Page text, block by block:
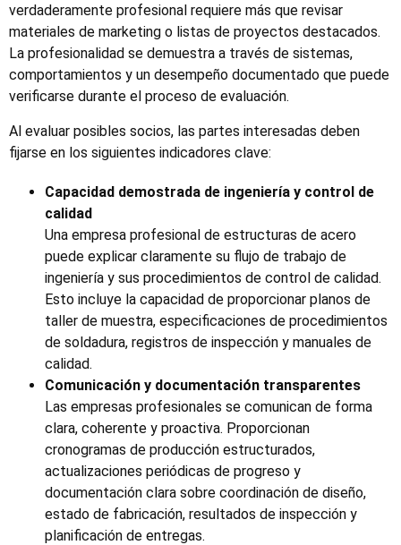
verdaderamente profesional requiere más que revisar
materiales de marketing o listas de proyectos destacados.
La profesionalidad se demuestra a través de sistemas,
comportamientos y un desempeño documentado que puede
verificarse durante el proceso de evaluación.
Al evaluar posibles socios, las partes interesadas deben
fijarse en los siguientes indicadores clave:
Capacidad demostrada de ingeniería y control de
calidad
Una empresa profesional de estructuras de acero
puede explicar claramente su flujo de trabajo de
ingeniería y sus procedimientos de control de calidad.
Esto incluye la capacidad de proporcionar planos de
taller de muestra, especificaciones de procedimientos
de soldadura, registros de inspección y manuales de
calidad.
Comunicación y documentación transparentes
Las empresas profesionales se comunican de forma
clara, coherente y proactiva. Proporcionan
cronogramas de producción estructurados,
actualizaciones periódicas de progreso y
documentación clara sobre coordinación de diseño,
estado de fabricación, resultados de inspección y
planificación de entregas.